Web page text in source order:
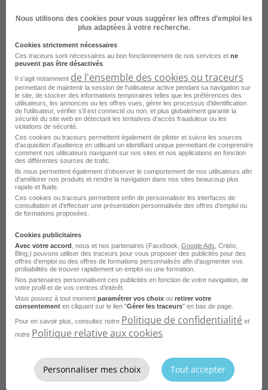
Responsable d'Affaires en
Photovoltaique H/F
Mulhouse - 68 Intérim
asap.work
Publié le 7 août 2026
Je postule
Responsable d'Affaires Tuyauterie
Industrielle H/F
Nous utilisons des cookies pour vous suggérer les offres d’emploi les
plus adaptées à votre recherche.
Cookies strictement nécessaires
Ces traceurs sont nécessaires au bon fonctionnement de nos services et ne
peuvent pas être désactivés
Il s'agit notamment de l'ensemble des cookies ou traceurs
permettant de maintenir la session de l'utilisateur active pendant sa navigation sur
le site, de stocker des informations temporaires telles que les préférences des
utilisateurs, les annonces ou les offres vues, gérer les processus d'identification
de l'utilisateur, vérifier s'il est connecté ou non, et plus globalement garantir la
sécurité du site web en détectant les tentatives d'accès frauduleux ou les
violations de sécurité.
Ces cookies ou traceurs permettent également de piloter et suivre les sources
d'acquisition d'audience en utilisant un identifiant unique permettant de comprendre
comment nos utilisateurs naviguent sur nos sites et nos applications en fonction
des différentes sources de trafic.
Ils nous permettent également d’observer le comportement de nos utilisateurs afin
d'améliorer nos produits et rendre la navigation dans nos sites beaucoup plus
rapide et fluide.
Ces cookies ou traceurs permettent enfin de personnaliser les interfaces de
consultation et d'effectuer une présentation personnalisée des offres d'emploi ou
de formations proposées.
Cookies publicitaires
Avec votre accord , nous et nos partenaires (Facebook, Google Ads , Critéo,
Bing,) pouvons utiliser des traceurs pour vous proposer des publicités pour des
offres d’emploi ou des offres de formations personnalisés afin d’augmenter vos
probabilités de trouver rapidement un emploi ou une formation.
Nos partenaires personnalisent ces publicités en fonction de votre navigation, de
votre profil et de vos centres d’intérêt.
Vous pouvez à tout moment paramétrer vos choix ou retirer votre
consentement en cliquant sur le lien "Gérer les traceurs" en bas de page.
Pour en savoir plus, consultez notre Politique de confidentialité et
notre Politique relative aux cookies
Personnaliser mes choix Tout accepter